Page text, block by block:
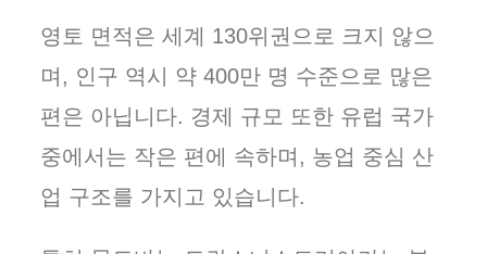
영토 면적은 세계 130위권으로 크지 않으
며, 인구 역시 약 400만 명 수준으로 많은
편은 아닙니다. 경제 규모 또한 유럽 국가
중에서는 작은 편에 속하며, 농업 중심 산
업 구조를 가지고 있습니다.